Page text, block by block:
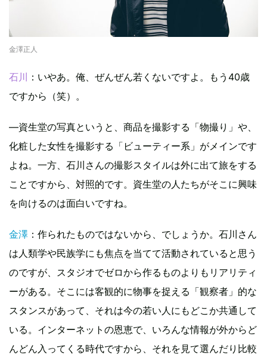
金澤正人
石川
：いやあ。俺、ぜんぜん若くないですよ。もう40歳
ですから（笑）。
—資生堂の写真というと、商品を撮影する「物撮り」や、
化粧した女性を撮影する「ビューティー系」がメインです
よね。一方、石川さんの撮影スタイルは外に出て旅をする
ことですから、対照的です。資生堂の人たちがそこに興味
を向けるのは面白いですね。
金澤 ：作られたものではないから、でしょうか。石川さん
は人類学や民族学にも焦点を当てて活動されていると思う
のですが、スタジオでゼロから作るものよりもリアリティ
ーがある。そこには客観的に物事を捉える「観察者」的な
スタンスがあって、それは今の若い人にもどこか共通して
いる。インターネットの恩恵で、いろんな情報が外からど
んどん入ってくる時代ですから、それを見て選んだり比較